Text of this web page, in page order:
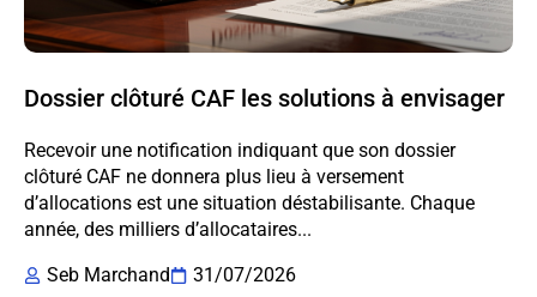
Dossier clôturé CAF les solutions à envisager
Recevoir une notification indiquant que son dossier
clôturé CAF ne donnera plus lieu à versement
d’allocations est une situation déstabilisante. Chaque
année, des milliers d’allocataires...
Seb Marchand
31/07/2026